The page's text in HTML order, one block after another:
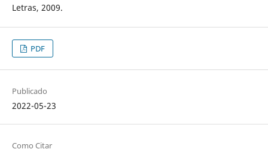
Letras, 2009.
PDF
Publicado
2022-05-23
Como Citar